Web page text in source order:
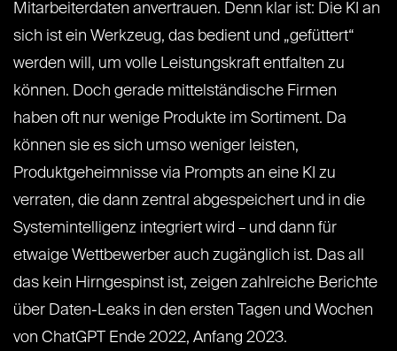
Mitarbeiterdaten anvertrauen. Denn klar ist: Die KI an
sich ist ein Werkzeug, das bedient und „gefüttert“
werden will, um volle Leistungskraft entfalten zu
können. Doch gerade mittelständische Firmen
haben oft nur wenige Produkte im Sortiment. Da
können sie es sich umso weniger leisten,
Produktgeheimnisse via Prompts an eine KI zu
verraten, die dann zentral abgespeichert und in die
Systemintelligenz integriert wird – und dann für
etwaige Wettbewerber auch zugänglich ist. Das all
das kein Hirngespinst ist, zeigen zahlreiche Berichte
über Daten-Leaks in den ersten Tagen und Wochen
von ChatGPT Ende 2022, Anfang 2023.